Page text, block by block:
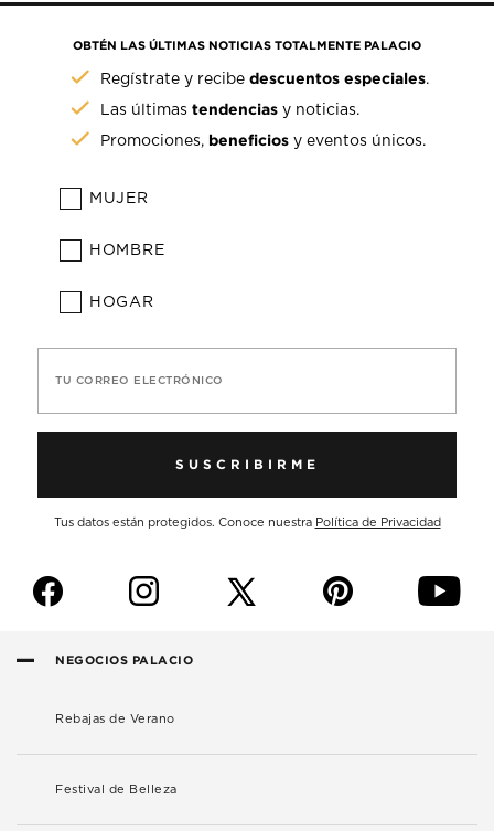
OBTÉN LAS ÚLTIMAS NOTICIAS TOTALMENTE PALACIO
Regístrate y recibedescuentos especiales.
Las últimastendencias y noticias.
Promociones, beneficios y eventos únicos.
MUJER
HOMBRE
HOGAR
TU CORREO ELECTRÓNICO
SUSCRIBIRME
Tus datos están protegidos. Conoce nuestra Política de Privacidad
f i p y
NEGOCIOS PALACIO
Rebajas de Verano
Festival de Belleza